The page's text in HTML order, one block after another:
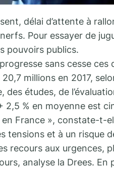
délai d’attente à
Pour essayer de
pouvoirs publics.
sans cesse ces
millions en 2017,
études, de
2,5 % en moyenne est
France », constate-t-
tensions et à un risque
recours aux urgences,
analyse la Drees. En